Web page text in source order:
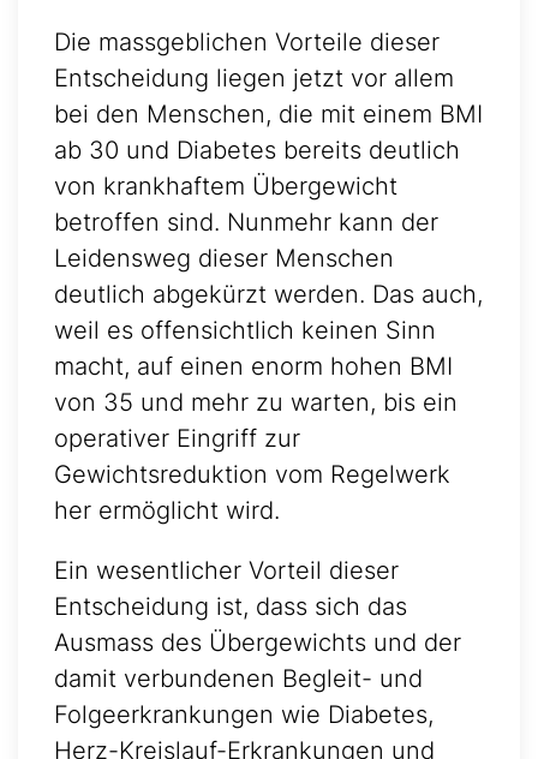
Die massgeblichen Vorteile dieser
Entscheidung liegen jetzt vor allem
bei den Menschen, die mit einem BMI
ab 30 und Diabetes bereits deutlich
von krankhaftem Übergewicht
betroffen sind. Nunmehr kann der
Leidensweg dieser Menschen
deutlich abgekürzt werden. Das auch,
weil es offensichtlich keinen Sinn
macht, auf einen enorm hohen BMI
von 35 und mehr zu warten, bis ein
operativer Eingriff zur
Gewichtsreduktion vom Regelwerk
her ermöglicht wird.
Ein wesentlicher Vorteil dieser
Entscheidung ist, dass sich das
Ausmass des Übergewichts und der
damit verbundenen Begleit- und
Folgeerkrankungen wie Diabetes,
Herz-Kreislauf-Erkrankungen und